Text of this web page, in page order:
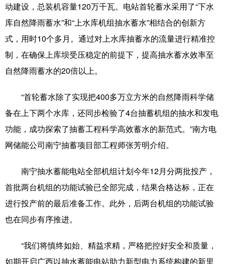
国际 财经 网评 港澳
台湾 思客智库 全球连线 教育
科技 科普 体育 文化
健康 军事
图片 中央文件 金融 汽车
食品 人居 信息化 乡村振兴
溯源中国 城市 旅游
悦读 公益 书画 一带一路
亚太网 上市公司 文化产业
地方频道
动建设，总装机容量120万千瓦。电站首轮蓄水采用了“下水
库自然降雨蓄水”和“上水库机组抽水蓄水”相结合的创新方
式，用时10个多月。通过对上水库抽蓄水的流量进行精准控
制，在确保上库坝受压稳定的前提下，提高抽水蓄水效率至
自然降雨蓄水的20倍以上。
“首轮蓄水除了实现把400多万立方米的自然降雨科学储
备在上下两个水库，还同步检验了4台抽蓄机组的抽水和发电
功能，成功探索了抽蓄工程科学高效蓄水的新范式。”南方电
网储能公司南宁抽蓄项目部工程师张芳明介绍。
南宁抽水蓄能电站全部机组计划今年12月分两批投产，
首批两台机组的功能试验已全部完成，结果合格达标，正在
进行投产前的最后准备工作。此外，后两台机组的功能试验
也在同步有序推进。
“我们将慎终如始、精益求精，严格把控好安全和质量，
如期开启广西以抽水蓄能电站助力新型电力系统构建的新里